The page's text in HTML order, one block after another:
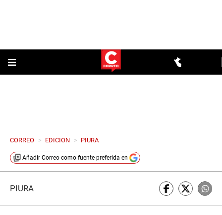
CORREO > EDICION > PIURA
Añadir Correo como fuente preferida en
PIURA